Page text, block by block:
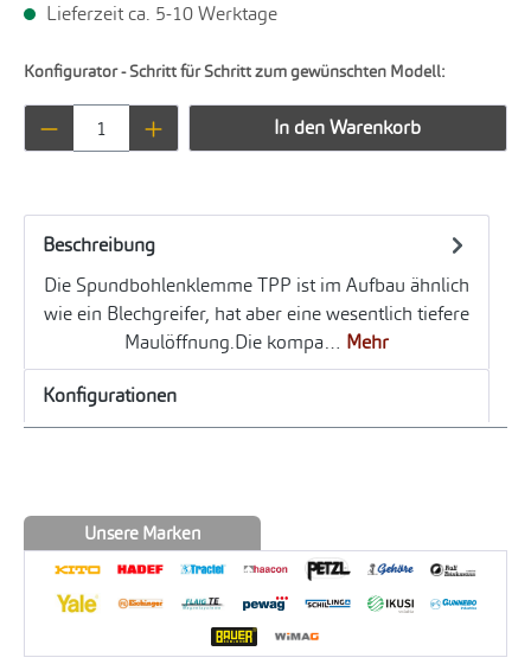
Lieferzeit ca. 5-10 Werktage
Konfigurator - Schritt für Schritt zum gewünschten Modell:
Produkt Anzahl: Gib den gewünschten
In den Warenkorb
Beschreibung
Die Spundbohlenklemme TPP ist im Aufbau ähnlich
wie ein Blechgreifer, hat aber eine wesentlich tiefere
Maulöffnung.Die kompa… Mehr
Konfigurationen
Unsere Marken